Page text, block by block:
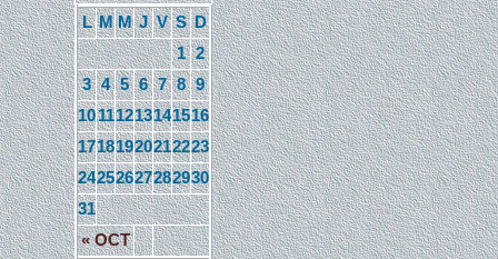
L M M J V S D
« OCT
1 2
3 4 5 6 7 8 9
10111213141516
17181920212223
24252627282930
31